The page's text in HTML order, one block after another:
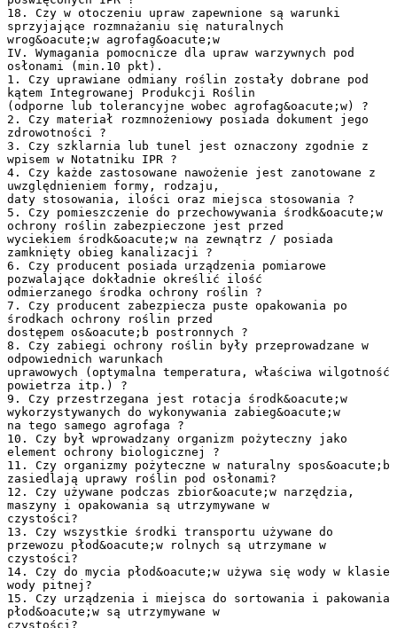
18. Czy w otoczeniu upraw zapewnione są warunki
sprzyjające rozmnażaniu się naturalnych
wrog&oacute;w agrofag&oacute;w
IV. Wymagania pomocnicze dla upraw warzywnych pod
osłonami (min.10 pkt).
1. Czy uprawiane odmiany roślin zostały dobrane pod
kątem Integrowanej Produkcji Roślin
(odporne lub tolerancyjne wobec agrofag&oacute;w) ?
2. Czy materiał rozmnożeniowy posiada dokument jego
zdrowotności ?
3. Czy szklarnia lub tunel jest oznaczony zgodnie z
wpisem w Notatniku IPR ?
4. Czy każde zastosowane nawożenie jest zanotowane z
uwzględnieniem formy, rodzaju,
daty stosowania, ilości oraz miejsca stosowania ?
5. Czy pomieszczenie do przechowywania środk&oacute;w
ochrony roślin zabezpieczone jest przed
wyciekiem środk&oacute;w na zewnątrz / posiada
zamknięty obieg kanalizacji ?
6. Czy producent posiada urządzenia pomiarowe
pozwalające dokładnie określić ilość
odmierzanego środka ochrony roślin ?
7. Czy producent zabezpiecza puste opakowania po
środkach ochrony roślin przed
dostępem os&oacute;b postronnych ?
8. Czy zabiegi ochrony roślin były przeprowadzane w
odpowiednich warunkach
uprawowych (optymalna temperatura, właściwa wilgotność
powietrza itp.) ?
9. Czy przestrzegana jest rotacja środk&oacute;w
wykorzystywanych do wykonywania zabieg&oacute;w
na tego samego agrofaga ?
10. Czy był wprowadzany organizm pożyteczny jako
element ochrony biologicznej ?
11. Czy organizmy pożyteczne w naturalny spos&oacute;b
zasiedlają uprawy roślin pod osłonami?
12. Czy używane podczas zbior&oacute;w narzędzia,
maszyny i opakowania są utrzymywane w
czystości?
13. Czy wszystkie środki transportu używane do
przewozu płod&oacute;w rolnych są utrzymane w
czystości?
14. Czy do mycia płod&oacute;w używa się wody w klasie
wody pitnej?
15. Czy urządzenia i miejsca do sortowania i pakowania
płod&oacute;w są utrzymywane w
czystości?